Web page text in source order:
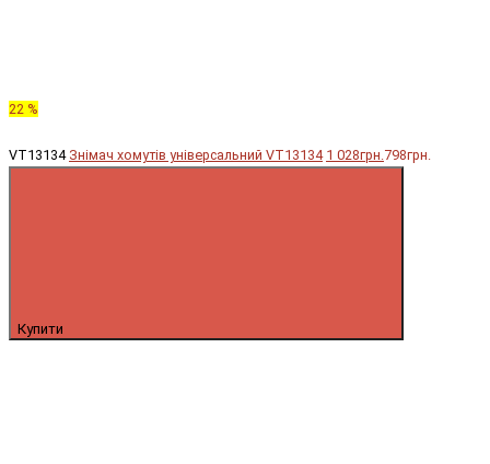
22 %
VT13134 Знімач хомутів універсальний VT13134 1 028грн.798грн.
Купити